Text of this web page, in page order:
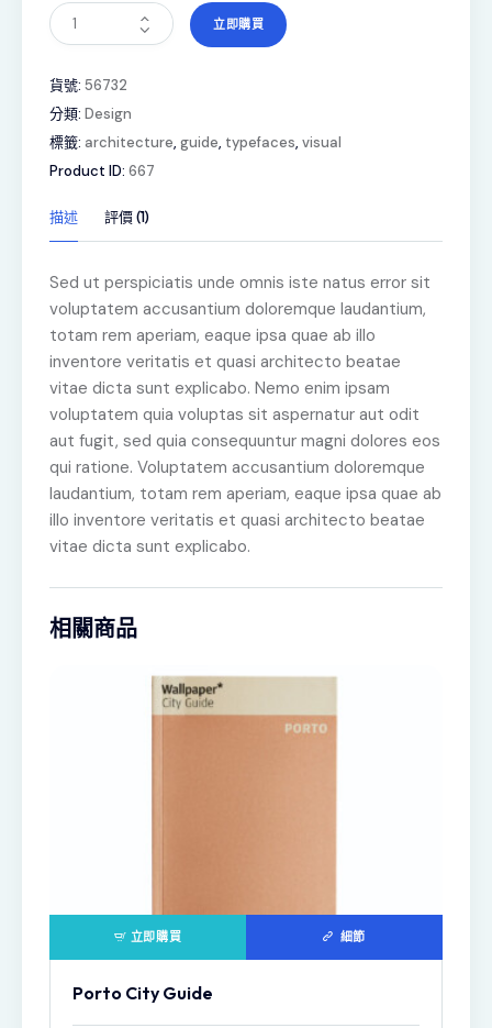
立即購買
貨號: 56732
分類: Design
標籤: architecture, guide, typefaces, visual
Product ID: 667
描述 評價 (1)
Sed ut perspiciatis unde omnis iste natus error sit
voluptatem accusantium doloremque laudantium,
totam rem aperiam, eaque ipsa quae ab illo
inventore veritatis et quasi architecto beatae
vitae dicta sunt explicabo. Nemo enim ipsam
voluptatem quia voluptas sit aspernatur aut odit
aut fugit, sed quia consequuntur magni dolores eos
qui ratione. Voluptatem accusantium doloremque
laudantium, totam rem aperiam, eaque ipsa quae ab
illo inventore veritatis et quasi architecto beatae
vitae dicta sunt explicabo.
相關商品
立即購買 細節
Porto City Guide